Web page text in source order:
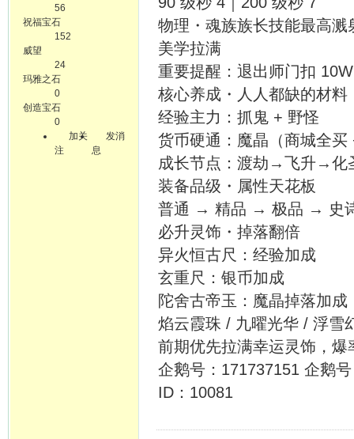
56
祝福宝石
152
威望
24
玛雅之石
0
创造宝石
0
加关
注
发消
息
物理・魂族族长技能最高
美学拉满
重要提醒：退出师门扣
核心养成・人人都缺的材料
经验主力：抓鬼 + 野怪
货币硬通：魔晶（商城全
成长节点：渡劫→飞升→化
装备品级・属性天花板
普通 → 精品 → 极品 → 史
必升灵饰・掉落翻倍
异火恒古尺：经验加成
玄重尺：银币加成
陀舍古帝玉：魔晶掉落加成
焰云霞珠 / 九曜光华 / 浮雪
前期优先拉满幸运灵饰，爆
企鹅号：171737151 企鹅
ID：10081